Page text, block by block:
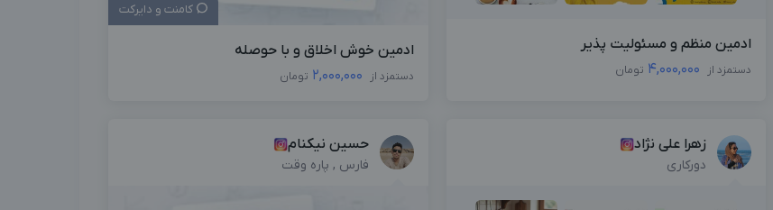
ادمین منظم و مسئولیت پذیر
دستمزد از 4,000,000 تومان
کامنت و دایرکت
ادمین خوش اخلاق و با حوصله
دستمزد از 2,000,000 تومان
زهرا علی نژاد
دورکاری
حسین نیکنام
فارس , پاره وقت